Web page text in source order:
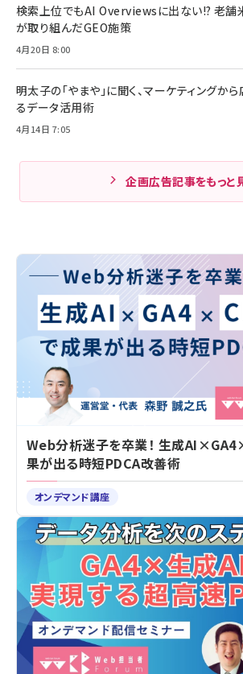
検索上位でもAI Overviewsに出ない!? 老舗
が取り組んだGEO施策
4月20日 8:00
明太子の「やまや」に聞く、マーケティングか
るデータ活用術
4月14日 7:05
企画広告記事をもっと
Web分析迷子を卒業！ 生成
果が出る時短PDCA改善術
オンデマンド講座